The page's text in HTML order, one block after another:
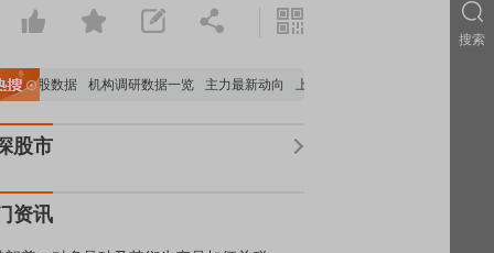
股数据 机构调研数据一览 主力最新动向 上市公司限售股解禁一览
股市
资讯
搜索